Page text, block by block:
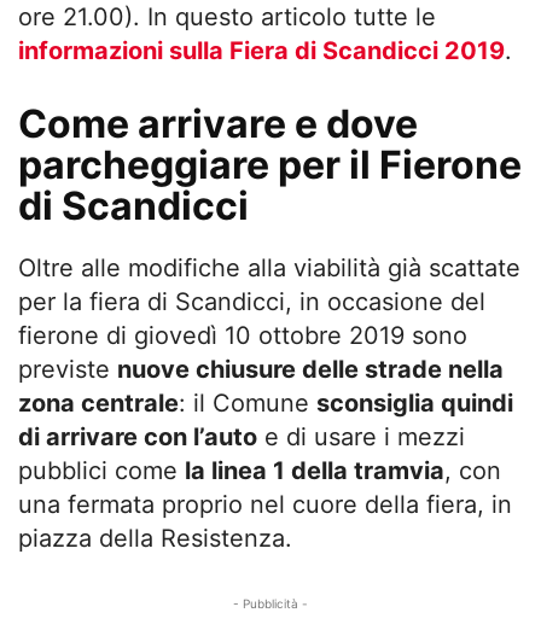
ore 21.00). In questo articolo tutte le
informazioni sulla Fiera di Scandicci 2019.
Come arrivare e dove
parcheggiare per il Fierone
di Scandicci
Oltre alle modifiche alla viabilità già scattate
per la fiera di Scandicci, in occasione del
fierone di giovedì 10 ottobre 2019 sono
previste nuove chiusure delle strade nella
zona centrale: il Comune sconsiglia quindi
di arrivare con l’auto e di usare i mezzi
pubblici come la linea 1 della tramvia, con
una fermata proprio nel cuore della fiera, in
piazza della Resistenza.
- Pubblicità -